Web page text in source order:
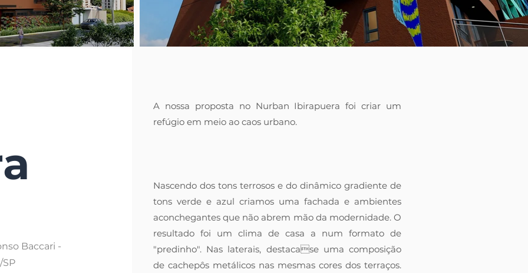
Baccari -
A nossa proposta no Nurban Ibirapuera foi criar um
refúgio em meio ao caos urbano.
Nascendo dos tons terrosos e do dinâmico gradiente de
tons verde e azul criamos uma fachada e ambientes
aconchegantes que não abrem mão da modernidade. O
resultado foi um clima de casa a num formato de
"predinho". Nas laterais, destacase uma composição
de cachepôs metálicos nas mesmas cores dos terraços.